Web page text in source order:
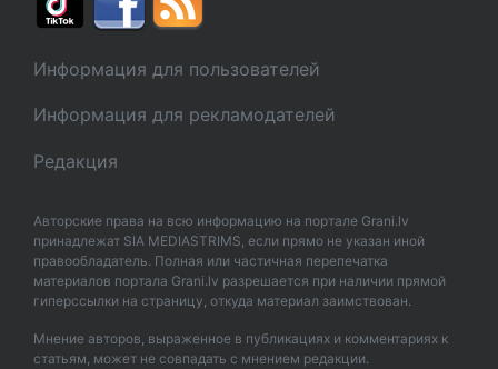
Информация для пользователей
Информация для рекламодателей
Редакция
Авторские права на всю информацию на портале Grani.lv
принадлежат SIA MEDIASTRIMS, если прямо не указан иной
правообладатель. Полная или частичная перепечатка
материалов портала Grani.lv разрешается при наличии прямой
гиперссылки на страницу, откуда материал заимствован.
Мнение авторов, выраженное в публикациях и комментариях к
статьям, может не совпадать с мнением редакции.